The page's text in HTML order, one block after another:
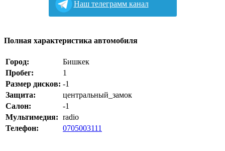
Наш телеграмм канал
Полная характеристика автомобиля
Город:
Бишкек
Пробег:
1
Размер дисков: -1
Защита:
центральный_замок
Салон:
-1
Мультимедия: radio
Телефон:
0705003111